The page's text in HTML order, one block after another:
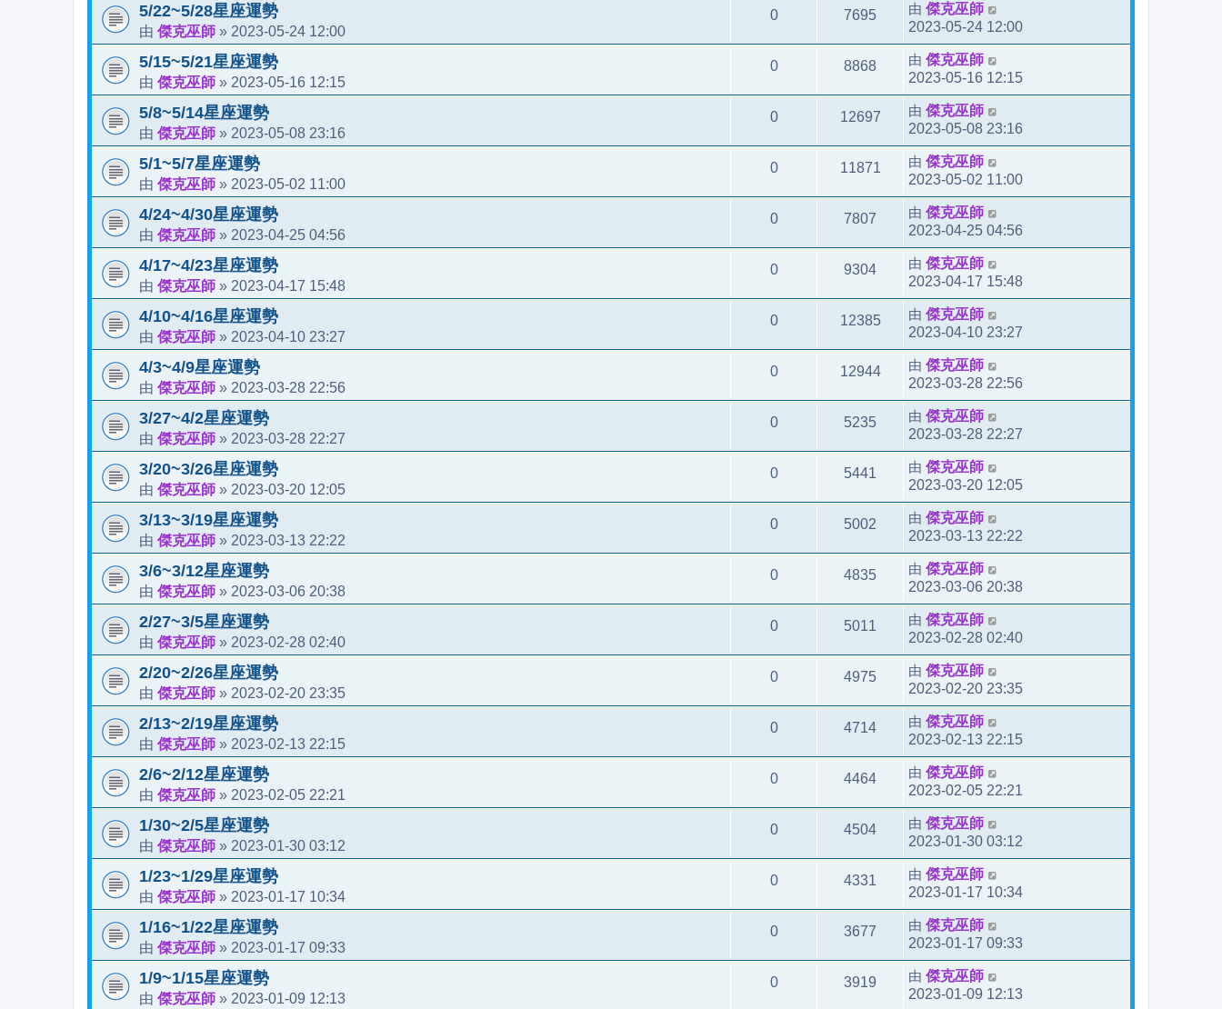
5/22~5/28星座運勢
由 傑克巫師 » 2023-05-24 12:00
0 7695 由 傑克巫師
2023-05-24 12:00
5/15~5/21星座運勢
由 傑克巫師 » 2023-05-16 12:15
0 8868 由 傑克巫師
2023-05-16 12:15
5/8~5/14星座運勢
由 傑克巫師 » 2023-05-08 23:16
0 12697 由 傑克巫師
2023-05-08 23:16
5/1~5/7星座運勢
由 傑克巫師 » 2023-05-02 11:00
0 11871 由 傑克巫師
2023-05-02 11:00
4/24~4/30星座運勢
由 傑克巫師 » 2023-04-25 04:56
0 7807 由 傑克巫師
2023-04-25 04:56
4/17~4/23星座運勢
由 傑克巫師 » 2023-04-17 15:48
0 9304 由 傑克巫師
2023-04-17 15:48
4/10~4/16星座運勢
由 傑克巫師 » 2023-04-10 23:27
0 12385 由 傑克巫師
2023-04-10 23:27
4/3~4/9星座運勢
由 傑克巫師 » 2023-03-28 22:56
0 12944 由 傑克巫師
2023-03-28 22:56
3/27~4/2星座運勢
由 傑克巫師 » 2023-03-28 22:27
0 5235 由 傑克巫師
2023-03-28 22:27
3/20~3/26星座運勢
由 傑克巫師 » 2023-03-20 12:05
0 5441 由 傑克巫師
2023-03-20 12:05
3/13~3/19星座運勢
由 傑克巫師 » 2023-03-13 22:22
0 5002 由 傑克巫師
2023-03-13 22:22
3/6~3/12星座運勢
由 傑克巫師 » 2023-03-06 20:38
0 4835 由 傑克巫師
2023-03-06 20:38
2/27~3/5星座運勢
由 傑克巫師 » 2023-02-28 02:40
0 5011 由 傑克巫師
2023-02-28 02:40
2/20~2/26星座運勢
由 傑克巫師 » 2023-02-20 23:35
0 4975 由 傑克巫師
2023-02-20 23:35
2/13~2/19星座運勢
由 傑克巫師 » 2023-02-13 22:15
0 4714 由 傑克巫師
2023-02-13 22:15
2/6~2/12星座運勢
由 傑克巫師 » 2023-02-05 22:21
0 4464 由 傑克巫師
2023-02-05 22:21
1/30~2/5星座運勢
由 傑克巫師 » 2023-01-30 03:12
0 4504 由 傑克巫師
2023-01-30 03:12
1/23~1/29星座運勢
由 傑克巫師 » 2023-01-17 10:34
0 4331 由 傑克巫師
2023-01-17 10:34
1/16~1/22星座運勢
由 傑克巫師 » 2023-01-17 09:33
0 3677 由 傑克巫師
2023-01-17 09:33
1/9~1/15星座運勢
由 傑克巫師 » 2023-01-09 12:13
0 3919 由 傑克巫師
2023-01-09 12:13